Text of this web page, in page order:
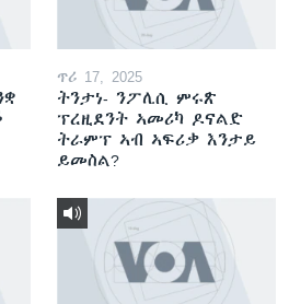
ጥሪ 17, 2025
ትንታነ- ንፖሊሲ ምሩጽ
ፕረዚደንት ኣመሪካ ዶናልድ
ትራምፕ ኣብ ኣፍሪቃ እንታይ
ይመስል?